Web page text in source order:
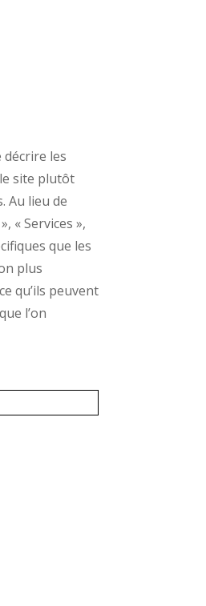
décrire les
site plutôt
Au lieu de
« Services »,
que les
plus
qu’ils peuvent
l’on